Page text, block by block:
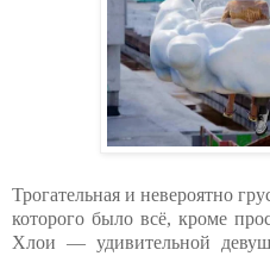
Трогательная и невероятно
которого было всё, кроме
Хлои — удивительной